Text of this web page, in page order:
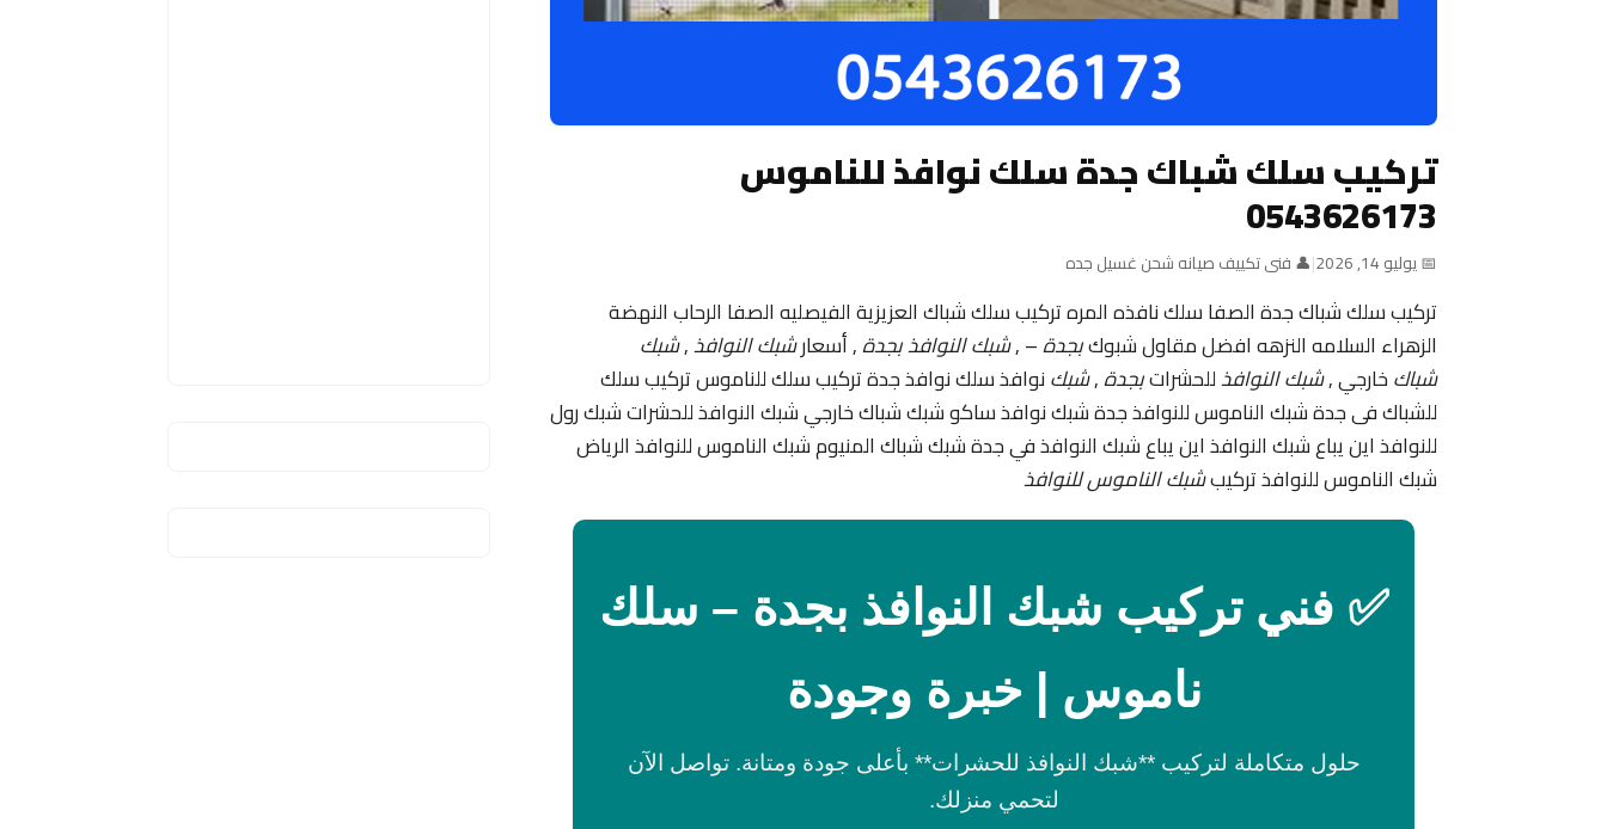
تركيب سلك شباك جدة سلك نوافذ للناموس
0543626173
📅 يوليو 14, 2026 |👤 فنى تكييف صيانه شحن غسيل جده
تركيب سلك شباك جدة الصفا سلك نافذه المره تركيب سلك شباك العزيزية الفيصليه الصفا الرحاب النهضة
الزهراء السلامه النزهه افضل مقاول شبوكبجدة– ,شبك النوافذ بجدة, أسعارشبك النوافذ,شبك
شباكخارجي ,شبك النوافذللحشراتبجدة,شبكنوافذ سلك نوافذ جدة تركيب سلك للناموس تركيب سلك
للشباك فى جدة شبك الناموس للنوافذ جدة شبك نوافذ ساكو شبك شباك خارجي شبك النوافذ للحشرات شبك رول
للنوافذ اين يباع شبك النوافذ اين يباع شبك النوافذ في جدة شبك شباك المنيوم شبك الناموس للنوافذ الرياض
شبك الناموس للنوافذ تركيبشبك الناموس للنوافذ
✅ فني تركيب شبك النوافذ بجدة – سلك
ناموس | خبرة وجودة
حلول متكاملة لتركيب **شبك النوافذ للحشرات** بأعلى جودة ومتانة. تواصل الآن
لتحمي منزلك.